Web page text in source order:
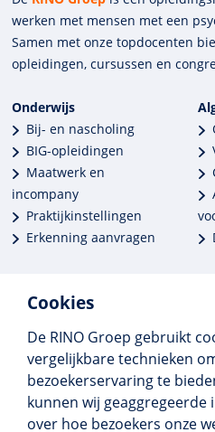
Cookies
De RINO Groep gebruikt
vergelijkbare technieken
bezoekerservaring te
kunnen wij
over hoe bezoekers onze
werken met mensen met een
Samen met onze top­docenten
opleidingen, cursussen en
Onderwijs
Bij- en nascholing
BIG-opleidingen
Maatwerk en
incompany
Praktijkinstellingen
Erkenning aanvragen
Meer dan
Alle BIG-
Cedeo-erkend en
Gemiddelde